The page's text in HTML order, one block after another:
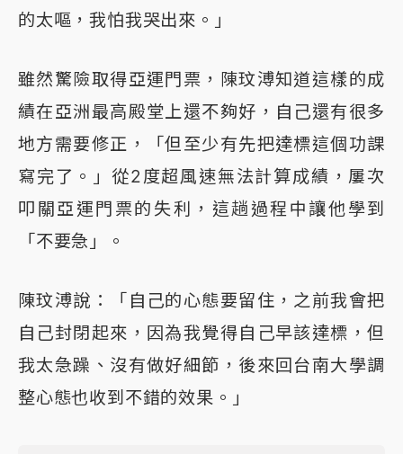
的太嘔，我怕我哭出來。」
雖然驚險取得亞運門票，陳玟溥知道這樣的成
績在亞洲最高殿堂上還不夠好，自己還有很多
地方需要修正，「但至少有先把達標這個功課
寫完了。」從2度超風速無法計算成績，屢次
叩關亞運門票的失利，這趟過程中讓他學到
「不要急」。
陳玟溥說：「自己的心態要留住，之前我會把
自己封閉起來，因為我覺得自己早該達標，但
我太急躁、沒有做好細節，後來回台南大學調
整心態也收到不錯的效果。」